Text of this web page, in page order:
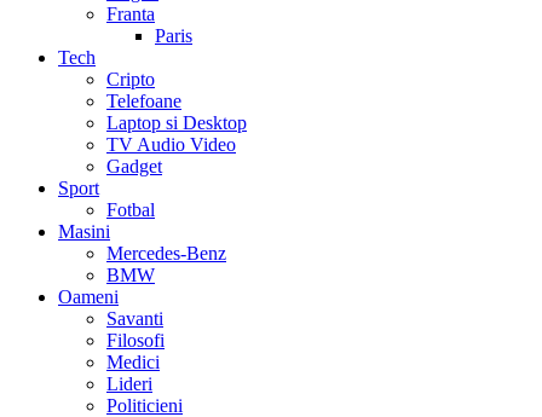
Franta
Paris
Tech
Cripto
Telefoane
Laptop si Desktop
TV Audio Video
Gadget
Sport
Fotbal
Masini
Mercedes-Benz
BMW
Oameni
Savanti
Filosofi
Medici
Lideri
Politicieni